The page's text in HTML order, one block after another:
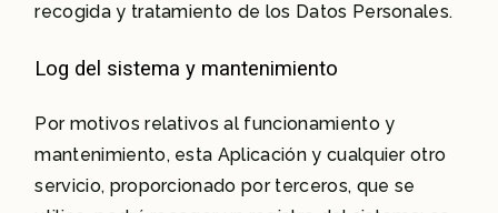
recogida y tratamiento de los Datos Personales.
Log del sistema y mantenimiento
Por motivos relativos al funcionamiento y
mantenimiento, esta Aplicación y cualquier otro
servicio, proporcionado por terceros, que se